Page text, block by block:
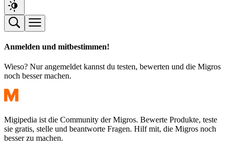
Anmelden und mitbestimmen!
Wieso? Nur angemeldet kannst du testen, bewerten und die Migros
noch besser machen.
Migipedia ist die Community der Migros. Bewerte Produkte, teste
sie gratis, stelle und beantworte Fragen. Hilf mit, die Migros noch
besser zu machen.